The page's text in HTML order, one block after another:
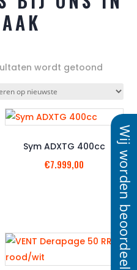
wordt getoond
Sym ADXTG 400cc
€7.999,00